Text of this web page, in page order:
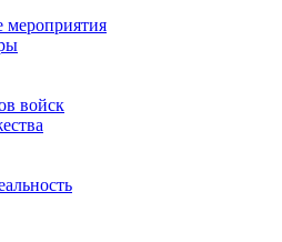
мероприятия
войск